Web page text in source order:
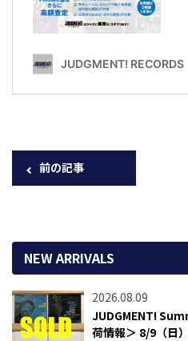
前の記事
NEW ARRIVALS
2026.08.09
JUDGMENT!
荷情報＞ 8/9（日